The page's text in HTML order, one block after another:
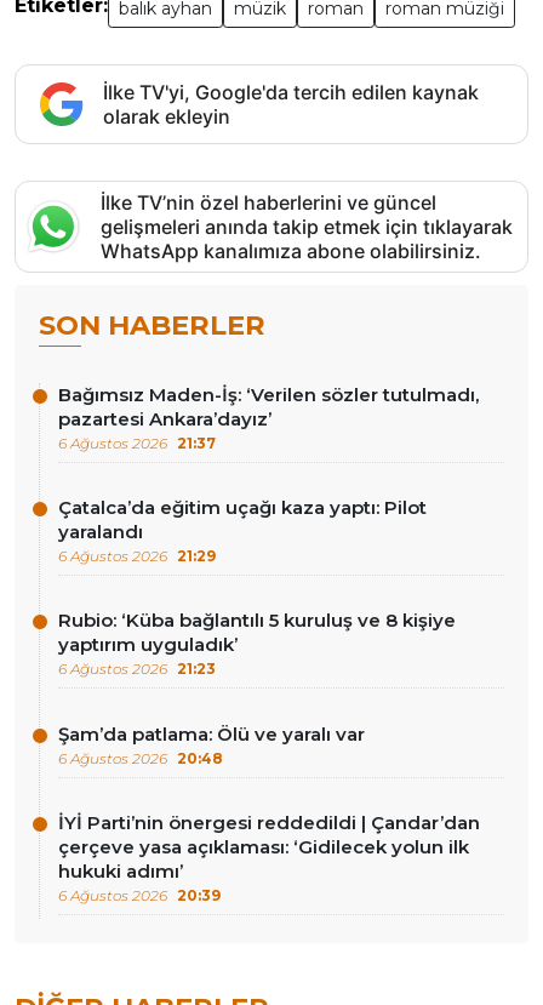
Etiketler: balık ayhan müzik roman roman müziği
İlke TV'yi, Google'da tercih edilen kaynak
olarak ekleyin
İlke TV’nin özel haberlerini ve güncel
gelişmeleri anında takip etmek için tıklayarak
WhatsApp kanalımıza abone olabilirsiniz.
SON HABERLER
Bağımsız Maden-İş: ‘Verilen sözler tutulmadı,
pazartesi Ankara’dayız’
6 Ağustos 2026 21:37
Çatalca’da eğitim uçağı kaza yaptı: Pilot
yaralandı
6 Ağustos 2026 21:29
Rubio: ‘Küba bağlantılı 5 kuruluş ve 8 kişiye
yaptırım uyguladık’
6 Ağustos 2026 21:23
Şam’da patlama: Ölü ve yaralı var
6 Ağustos 2026 20:48
İYİ Parti’nin önergesi reddedildi | Çandar’dan
çerçeve yasa açıklaması: ‘Gidilecek yolun ilk
hukuki adımı’
6 Ağustos 2026 20:39